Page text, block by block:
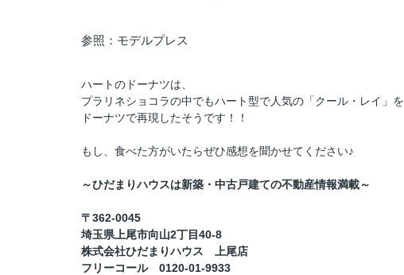
参照：モデルプレス
ハートのドーナツは、
プラリネショコラの中でもハート型で人気の「クール・レイ」を
ドーナツで再現したそうです！！
もし、食べた方がいたらぜひ感想を聞かせてください♪
～ひだまりハウスは新築・中古戸建ての不動産情報満載～
〒362-0045
埼玉県上尾市向山2丁目40-8
株式会社ひだまりハウス 上尾店
フリーコール 0120-01-9933